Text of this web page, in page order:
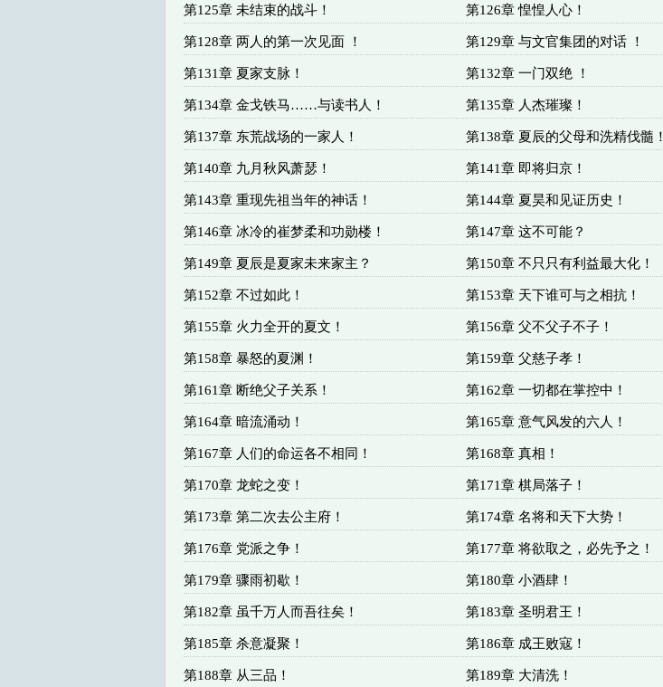
第125章 未结束的战斗！ 第126章 惶惶人心！
第128章 两人的第一次见面 ！ 第129章 与文官集团的对话 ！
第131章 夏家支脉！ 第132章 一门双绝 ！
第134章 金戈铁马……与读书人！ 第135章 人杰璀璨！
第137章 东荒战场的一家人！ 第138章 夏辰的父母和洗精伐髓！
第140章 九月秋风萧瑟！ 第141章 即将归京！
第143章 重现先祖当年的神话！ 第144章 夏昊和见证历史！
第146章 冰冷的崔梦柔和功勋楼！ 第147章 这不可能？
第149章 夏辰是夏家未来家主？ 第150章 不只只有利益最大化！
第152章 不过如此！ 第153章 天下谁可与之相抗！
第155章 火力全开的夏文！ 第156章 父不父子不子！
第158章 暴怒的夏渊！ 第159章 父慈子孝！
第161章 断绝父子关系！ 第162章 一切都在掌控中！
第164章 暗流涌动！ 第165章 意气风发的六人！
第167章 人们的命运各不相同！ 第168章 真相！
第170章 龙蛇之变！ 第171章 棋局落子！
第173章 第二次去公主府！ 第174章 名将和天下大势！
第176章 党派之争！ 第177章 将欲取之，必先予之！
第179章 骤雨初歇！ 第180章 小酒肆！
第182章 虽千万人而吾往矣！ 第183章 圣明君王！
第185章 杀意凝聚！ 第186章 成王败寇！
第188章 从三品！ 第189章 大清洗！